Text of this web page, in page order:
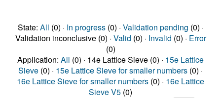
State: All (0) · In progress(0) · Validation pending (0) ·
Validation inconclusive (0) · Valid (0) · Invalid (0) · Error
(0)
Application: All (0) · 14e Lattice Sieve (0) · 15e Lattice
Sieve (0) · 15e Lattice Sieve for smaller numbers (0) ·
16e Lattice Sieve for smaller numbers (0) · 16e Lattice
Sieve V5 (0)